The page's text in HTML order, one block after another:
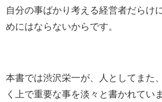
自分の事ばかり考える経営者だらけ
めにはならないからです。
本書では渋沢栄一が、人としてまた
く上で重要な事を淡々と書かれていま